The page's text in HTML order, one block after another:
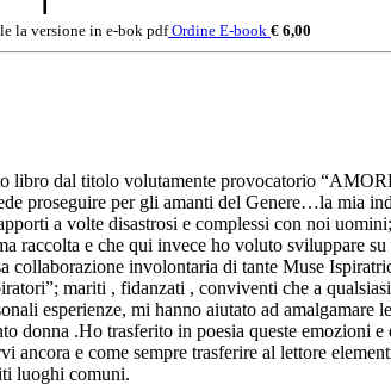
la versione in e-bok pdfOrdine E-book € 6,00
libro dal titolo volutamente provocatorio
proseguire per gli amanti del Genere…la mia
a volte disastrosi e complessi con noi
raccolta e che qui invece ho voluto sviluppare
collaborazione involontaria di tante Muse
mariti , fidanzati , conviventi che a
esperienze, mi hanno aiutato ad amalgamare
donna .Ho trasferito in poesia queste emozioni e
ancora e come sempre trasferire al lettore
luoghi comuni.